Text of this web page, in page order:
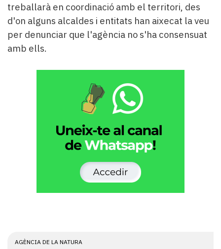
treballarà en coordinació amb el territori, des
d'on alguns alcaldes i entitats han aixecat la veu
per denunciar que l'agència no s'ha consensuat
amb ells.
AGÈNCIA DE LA NATURA